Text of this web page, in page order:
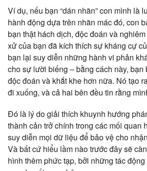
Ví dụ, nếu bạn “dán nhãn” con mình là
hành động dựa trên nhãn mác đó, con
bạn thật hách dịch, độc đoán và
xử của bạn đã kích thích sự kháng cự
bạn lại suy diễn những hành vi phản
cho sự lười biếng – bằng cách này,
độc đoán và khắt khe hơn nữa. Nó tạo
đi xuống, và cả hai bên đều tin rằng
Đó là lý do giải thích khuynh hướng
thành cản trở chính trong các mối quan
suy diễn mọi dữ liệu để bảo vệ cho
Và bất cứ hiểu lầm nào trước đây sẽ
hình thêm phức tạp, bởi những tác